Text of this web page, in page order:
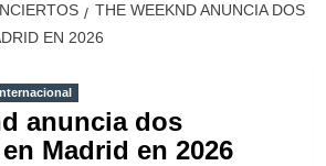
THE WEEKND ANUNCIA DOS
EN 2026
anuncia dos
Madrid en 2026